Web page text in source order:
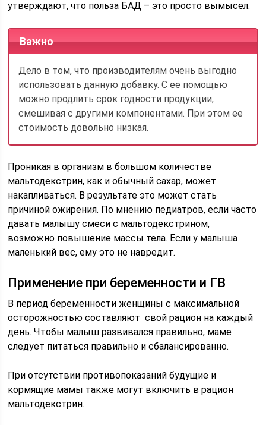
утверждают, что польза БАД – это просто вымысел.
Важно
Дело в том, что производителям очень выгодно
использовать данную добавку. С ее помощью
можно продлить срок годности продукции,
смешивая с другими компонентами. При этом ее
стоимость довольно низкая.
Проникая в организм в большом количестве
мальтодекстрин, как и обычный сахар, может
накапливаться. В результате это может стать
причиной ожирения. По мнению педиатров, если часто
давать малышу смеси с мальтодекстрином,
возможно повышение массы тела. Если у малыша
маленький вес, ему это не навредит.
Применение при беременности и ГВ
В период беременности женщины с максимальной
осторожностью составляют свой рацион на каждый
день. Чтобы малыш развивался правильно, маме
следует питаться правильно и сбалансированно.
При отсутствии противопоказаний будущие и
кормящие мамы также могут включить в рацион
мальтодекстрин.